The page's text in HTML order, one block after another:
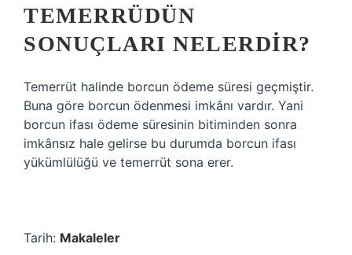
TEMERRÜDÜN
SONUÇLARI NELERDIR?
Temerrüt halinde borcun ödeme süresi geçmiştir.
Buna göre borcun ödenmesi imkânı vardır. Yani
borcun ifası ödeme süresinin bitiminden sonra
imkânsız hale gelirse bu durumda borcun ifası
yükümlülüğü ve temerrüt sona erer.
Tarih: Makaleler